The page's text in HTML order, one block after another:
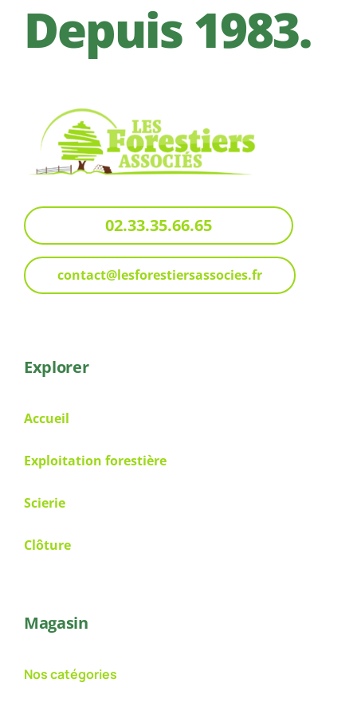
Depuis 1983.
02.33.35.66.65
contact@lesforestiersassocies.fr
Explorer
Accueil
Exploitation forestière
Scierie
Clôture
Magasin
Nos catégories